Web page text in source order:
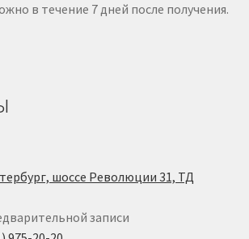
в течение 7 дней после получения.
шоссе Революции 31, ТД
записи